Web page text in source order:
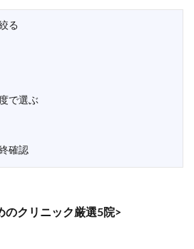
る
で選ぶ
確認
のクリニック厳選5院>